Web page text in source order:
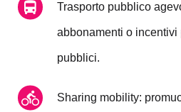
Trasporto pubblico
abbonamenti o incentivi
pubblici.
Sharing mobility: